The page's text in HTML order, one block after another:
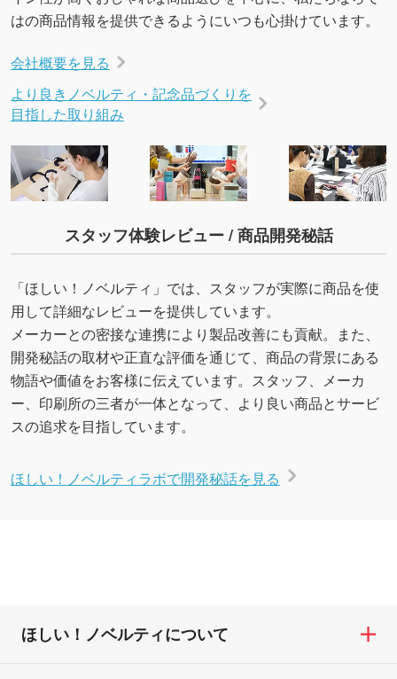
はの商品情報を提供できるようにいつも心掛けています。
会社概要を見る
より良きノベルティ・記念品づくりを
目指した取り組み
スタッフ体験レビュー / 商品開発秘話
「ほしい！ノベルティ」では、スタッフが実際に商品を使
用して詳細なレビューを提供しています。
メーカーとの密接な連携により製品改善にも貢献。また、
開発秘話の取材や正直な評価を通じて、商品の背景にある
物語や価値をお客様に伝えています。スタッフ、メーカ
ー、印刷所の三者が一体となって、より良い商品とサービ
スの追求を目指しています。
ほしい！ノベルティラボで開発秘話を見る
ほしい！ノベルティについて